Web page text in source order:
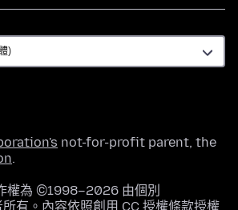
not-for-profit parent, the
.
權為 ©1998–2026 由個別
有。內容依照創用 CC 授權條款授權